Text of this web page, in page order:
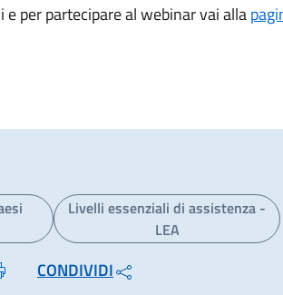
per partecipare al webinar vai alla
Livelli essenziali di assistenza -
LEA
CONDIVIDI